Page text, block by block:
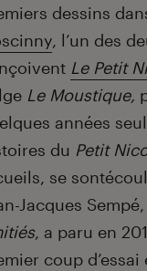
dessins
, l’un des
Le Petit
Le Moustique,
années
du Petit
se
Jacques
, a paru en
coup d’essai